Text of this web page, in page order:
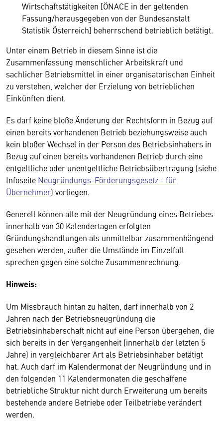
Wirtschaftstätigkeiten [ÖNACE in der geltenden
Fassung/herausgegeben von der Bundesanstalt
Statistik Österreich] beherrschend betrieblich betätigt.
Unter einem Betrieb in diesem Sinne ist die
Zusammenfassung menschlicher Arbeitskraft und
sachlicher Betriebsmittel in einer organisatorischen Einheit
zu verstehen, welcher der Erzielung von betrieblichen
Einkünften dient.
Es darf keine bloße Änderung der Rechtsform in Bezug auf
einen bereits vorhandenen Betrieb beziehungsweise auch
kein bloßer Wechsel in der Person des Betriebsinhabers in
Bezug auf einen bereits vorhandenen Betrieb durch eine
entgeltliche oder unentgeltliche Betriebsübertragung (siehe
Infoseite Neugründungs-Förderungsgesetz - für
Übernehmer) vorliegen.
Generell können alle mit der Neugründung eines Betriebes
innerhalb von 30 Kalendertagen erfolgten
Gründungshandlungen als unmittelbar zusammenhängend
gesehen werden, außer die Umstände im Einzelfall
sprechen gegen eine solche Zusammenrechnung.
Hinweis:
Um Missbrauch hintan zu halten, darf innerhalb von 2
Jahren nach der Betriebsneugründung die
Betriebsinhaberschaft nicht auf eine Person übergehen, die
sich bereits in der Vergangenheit (innerhalb der letzten 5
Jahre) in vergleichbarer Art als Betriebsinhaber betätigt
hat. Auch darf im Kalendermonat der Neugründung und in
den folgenden 11 Kalendermonaten die geschaffene
betriebliche Struktur nicht durch Erweiterung um bereits
bestehende andere Betriebe oder Teilbetriebe verändert
werden.